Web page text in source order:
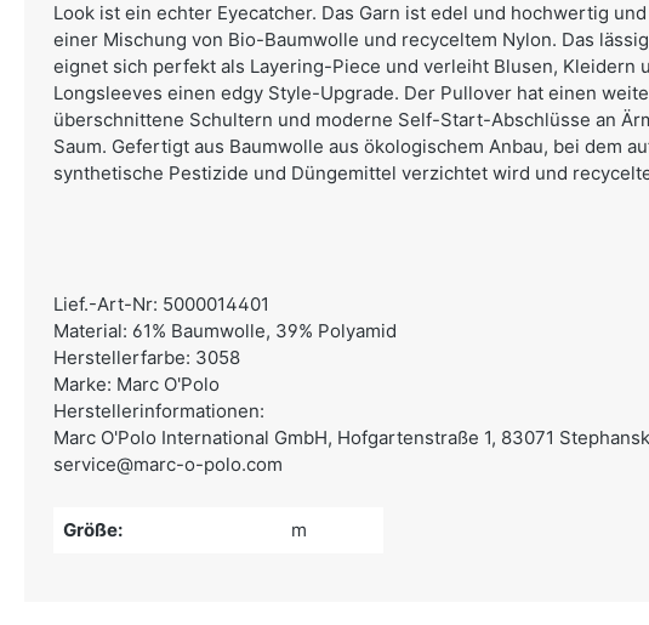
Look ist ein echter Eyecatcher. Das Garn ist edel und hochwertig
einer Mischung von Bio-Baumwolle und recyceltem Nylon. Das
eignet sich perfekt als Layering-Piece und verleiht Blusen, Kleidern
Longsleeves einen edgy Style-Upgrade. Der Pullover hat einen
überschnittene Schultern und moderne Self-Start-Abschlüsse an
Saum. Gefertigt aus Baumwolle aus ökologischem Anbau, bei dem
synthetische Pestizide und Düngemittel verzichtet wird und
Lief.-Art-Nr: 5000014401
Material: 61% Baumwolle, 39% Polyamid
Herstellerfarbe: 3058
Marke: Marc O'Polo
Herstellerinformationen:
Marc O'Polo International GmbH, Hofgartenstraße 1, 83071
service@marc-o-polo.com
Größe: m